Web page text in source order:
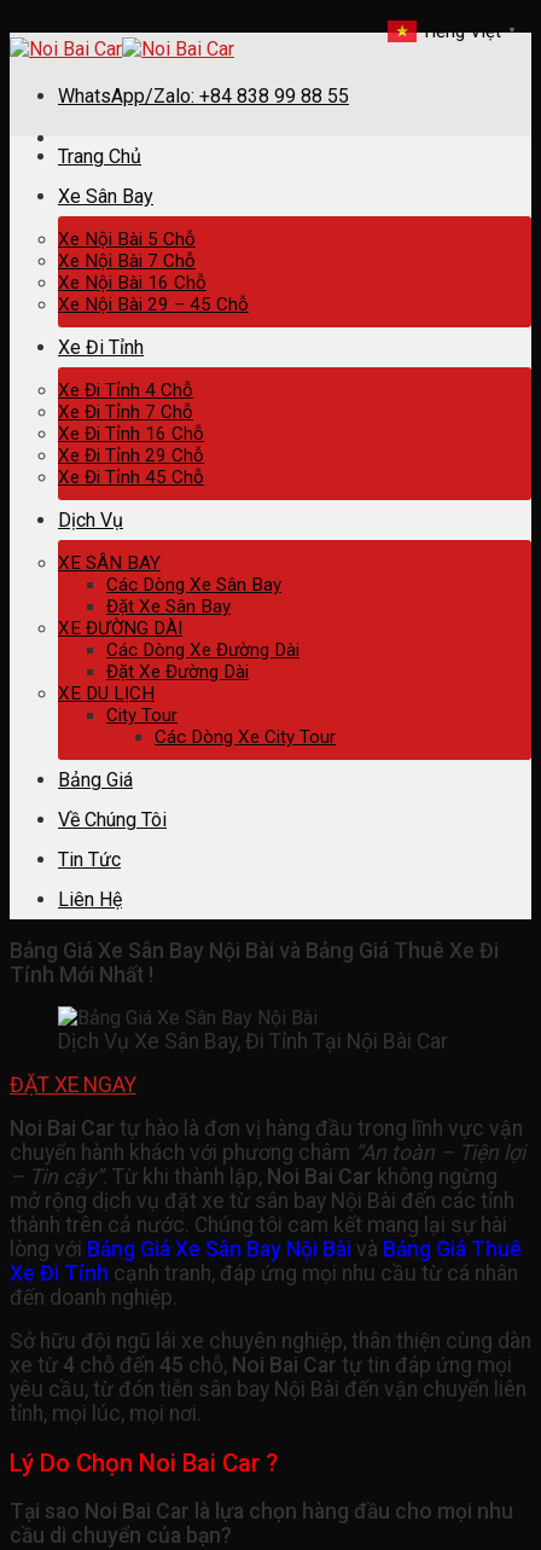
WhatsApp/Zalo: +84 838 99 88 55
Trang Chủ
Xe Sân Bay
Xe Nội Bài 5 Chỗ
Xe Nội Bài 7 Chỗ
Xe Nội Bài 16 Chỗ
Xe Nội Bài 29 – 45 Chỗ
Xe Đi Tỉnh
Xe Đi Tỉnh 4 Chỗ
Xe Đi Tỉnh 7 Chỗ
Xe Đi Tỉnh 16 Chỗ
Xe Đi Tỉnh 29 Chỗ
Xe Đi Tỉnh 45 Chỗ
Dịch Vụ
XE SÂN BAY
Các Dòng Xe Sân Bay
Đặt Xe Sân Bay
XE ĐƯỜNG DÀI
Các Dòng Xe Đường Dài
Đặt Xe Đường Dài
XE DU LỊCH
City Tour
Các Dòng Xe City Tour
Bảng Giá
Về Chúng Tôi
Tin Tức
Liên Hệ
Bảng Giá Xe Sân Bay Nội Bài và Bảng Giá Thuê Xe Đi
Tỉnh Mới Nhất !
Dịch Vụ Xe Sân Bay, Đi Tỉnh Tại Nội Bài Car
ĐẶT XE NGAY
Noi Bai Car tự hào là đơn vị hàng đầu trong lĩnh vực vận
chuyển hành khách với phương châm “An toàn – Tiện lợi
– Tin cậy”. Từ khi thành lập, Noi Bai Car không ngừng
mở rộng dịch vụ đặt xe từ sân bay Nội Bài đến các tỉnh
thành trên cả nước. Chúng tôi cam kết mang lại sự hài
lòng với Bảng Giá Xe Sân Bay Nội Bài và Bảng Giá Thuê
Xe Đi Tỉnh cạnh tranh, đáp ứng mọi nhu cầu từ cá nhân
đến doanh nghiệp.
Sở hữu đội ngũ lái xe chuyên nghiệp, thân thiện cùng dàn
xe từ 4 chỗ đến 45 chỗ, Noi Bai Car tự tin đáp ứng mọi
yêu cầu, từ đón tiễn sân bay Nội Bài đến vận chuyển liên
tỉnh, mọi lúc, mọi nơi.
Lý Do Chọn Noi Bai Car ?
Tại sao Noi Bai Car là lựa chọn hàng đầu cho mọi nhu
cầu di chuyển của bạn?
Tiếng Việt ▼